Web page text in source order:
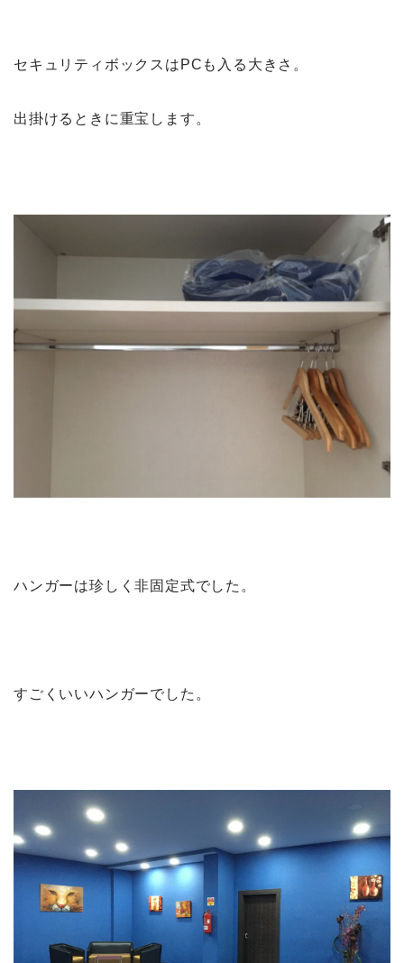
セキュリティボックスはPCも入る大きさ。
出掛けるときに重宝します。
ハンガーは珍しく非固定式でした。
すごくいいハンガーでした。